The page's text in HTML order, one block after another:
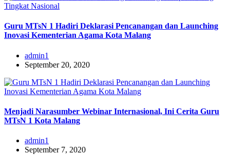
Guru MTsN 1 Hadiri Deklarasi Pencanangan dan Launching
Inovasi Kementerian Agama Kota Malang
admin1
September 20, 2020
Menjadi Narasumber Webinar Internasional, Ini Cerita Guru
MTsN 1 Kota Malang
admin1
September 7, 2020